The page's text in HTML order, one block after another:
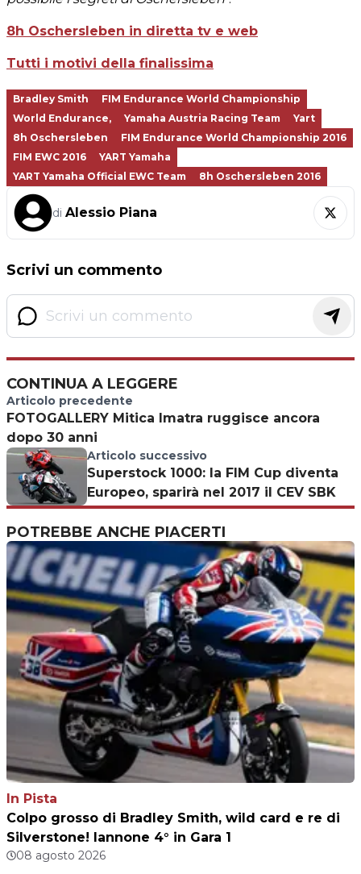
8h Oschersleben in diretta tv e web
Tutti i motivi della finalissima
Bradley Smith
FIM Endurance World Championship
World Endurance,
Yamaha Austria Racing Team
Yart
8h Oschersleben
FIM Endurance World Championship 2016
FIM EWC 2016
YART Yamaha
YART Yamaha Official EWC Team
8h Oschersleben 2016
di Alessio Piana
Scrivi un commento
CONTINUA A LEGGERE
Articolo precedente
FOTOGALLERY Mitica Imatra ruggisce ancora
dopo 30 anni
Articolo successivo
Superstock 1000: la FIM Cup diventa
Europeo, sparirà nel 2017 il CEV SBK
POTREBBE ANCHE PIACERTI
In Pista
Colpo grosso di Bradley Smith, wild card e re di
Silverstone! Iannone 4° in Gara 1
08 agosto 2026